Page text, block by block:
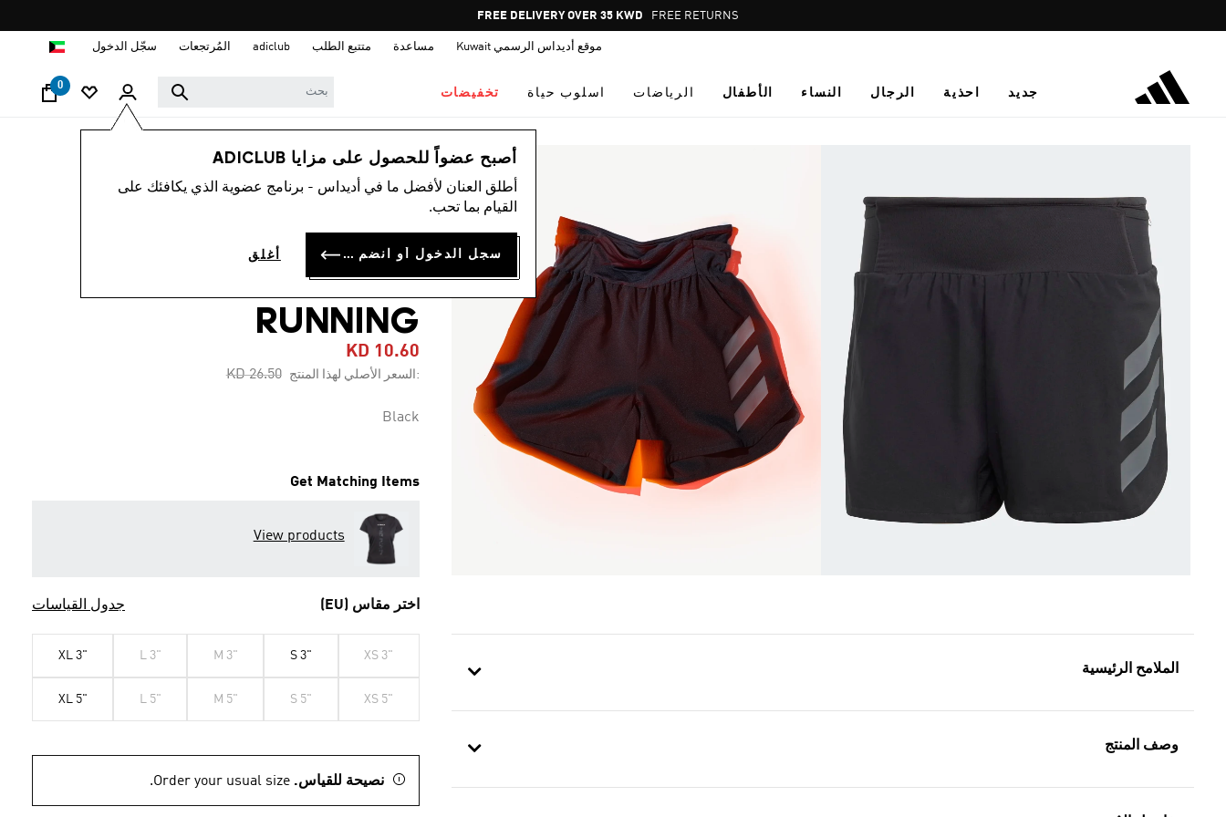
Pause
promotion
FREE DELIVERY OVER 35 KWD FREE RETURNS
موقع أديداس الرسمي Kuwait مساعدة متتبع الطلب adiclub المُرتجعات سجّل الدخول
جديد احذية الرجال النساء الأطفال الرياضات اسلوب حياة تخفيضات
0
أصبح عضواً للحصول على مزايا ADICLUB
أطلق العنان لأفضل ما في أديداس - برنامج عضوية الذي يكافئك على
القيام بما تحب.
سجل الدخول أو انضم الآن أغلق
الملامح الرئيسية
وصف المنتج
النساء ملابس
شورت TERREX
AGRAVIC TRAIL
RUNNING
KD 10.60
:السعر الأصلي لهذا المنتج Price reduced from
KD 26.50
to
Black
Get Matching Items
View products
اختر مقاس (EU) جدول القياسات
XS 3"
S 3"
M 3"
L 3"
XL 3"
XS 5"
S 5"
M 5"
L 5"
XL 5"
نصيحة للقياس.Order your usual size.